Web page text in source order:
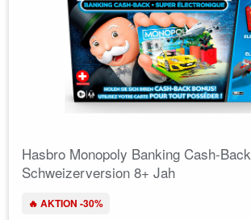
Hasbro Monopoly Banking Cash-Back
Schweizerversion 8+ Jah
🔥 AKTION -30%